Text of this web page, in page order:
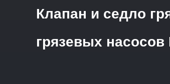
Клапан и седло
грязевых